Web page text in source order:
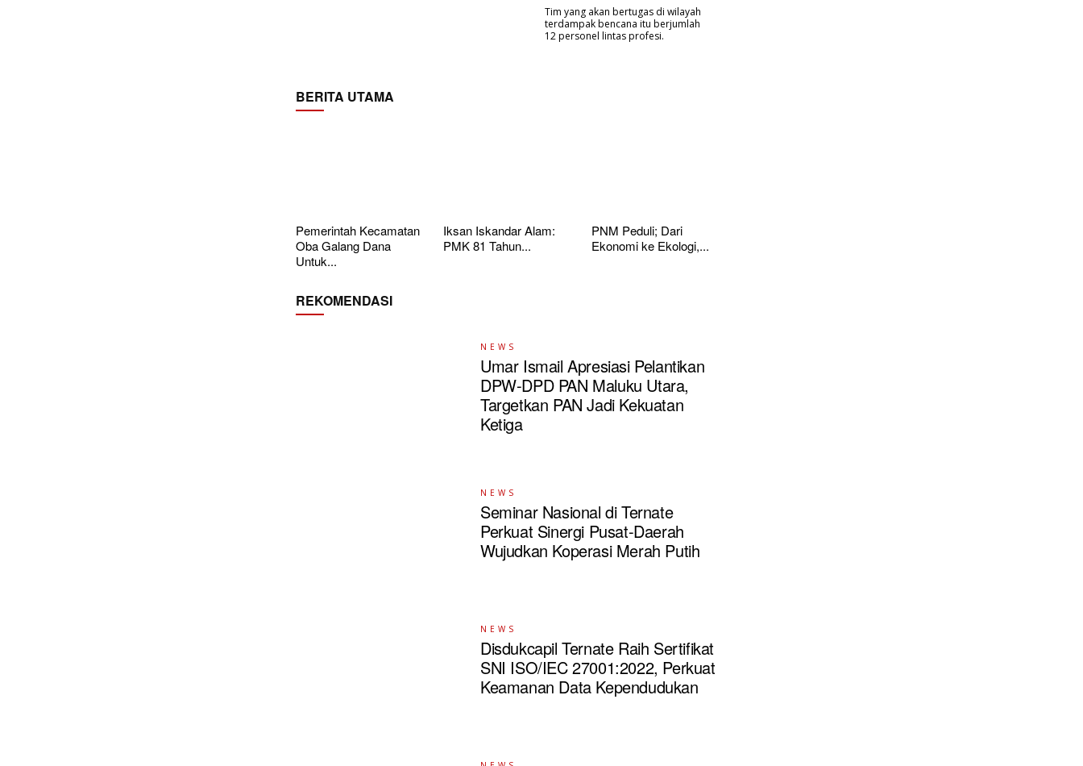
Tim yang akan bertugas di wilayah
terdampak bencana itu berjumlah
12 personel lintas profesi.
BERITA UTAMA
Pemerintah Kecamatan
Oba Galang Dana
Untuk...
Iksan Iskandar Alam:
PMK 81 Tahun...
PNM Peduli; Dari
Ekonomi ke Ekologi,...
REKOMENDASI
NEWS
Umar Ismail Apresiasi Pelantikan
DPW-DPD PAN Maluku Utara,
Targetkan PAN Jadi Kekuatan
Ketiga
NEWS
Seminar Nasional di Ternate
Perkuat Sinergi Pusat-Daerah
Wujudkan Koperasi Merah Putih
NEWS
Disdukcapil Ternate Raih Sertifikat
SNI ISO/IEC 27001:2022, Perkuat
Keamanan Data Kependudukan